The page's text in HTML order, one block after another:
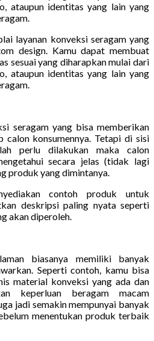
ataupun identitas yang lain yang
layanan konveksi seragam yang
design. Kamu dapat membuat
sesuai yang diharapkan mulai dari
ataupun identitas yang lain yang
seragam yang bisa memberikan
konsumennya. Tetapi di sisi
perlu dilakukan maka calon
secara jelas (tidak lagi
produk yang dimintanya.
contoh produk untuk
deskripsi paling nyata seperti
akan diperoleh.
biasanya memiliki banyak
Seperti contoh, kamu bisa
material konveksi yang ada dan
keperluan beragam macam
jadi semakin mempunyai banyak
menentukan produk terbaik